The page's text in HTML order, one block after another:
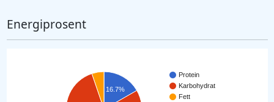
Energiprosent
Protein
Karbohydrat
Fett
16.7%